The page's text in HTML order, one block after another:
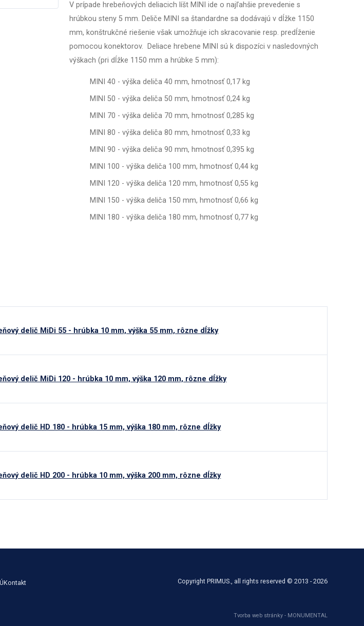
V prípade hrebeňových deliacich líšt MINI ide o najľahšie prevedenie s
hrúbkou steny 5 mm. Deliče MINI sa štandardne sa dodávajú v dĺžke 1150
mm, konštrukčné riešenie však umožňuje ich skracovanie resp. predĺženie
pomocou konektorov. Deliace hrebene MINI sú k dispozíci v nasledovných
výškach (pri dĺžke 1150 mm a hrúbke 5 mm):
MINI 40 - výška deliča 40 mm, hmotnosť 0,17 kg
MINI 50 - výška deliča 50 mm, hmotnosť 0,24 kg
MINI 70 - výška deliča 70 mm, hmotnosť 0,285 kg
MINI 80 - výška deliča 80 mm, hmotnosť 0,33 kg
MINI 90 - výška deliča 90 mm, hmotnosť 0,395 kg
MINI 100 - výška deliča 100 mm, hmotnosť 0,44 kg
MINI 120 - výška deliča 120 mm, hmotnosť 0,55 kg
MINI 150 - výška deliča 150 mm, hmotnosť 0,66 kg
MINI 180 - výška deliča 180 mm, hmotnosť 0,77 kg
delič MiDi 55 - hrúbka 10 mm, výška 55 mm, rôzne dĺžky
delič MiDi 120 - hrúbka 10 mm, výška 120 mm, rôzne dĺžky
delič HD 180 - hrúbka 15 mm, výška 180 mm, rôzne dĺžky
delič HD 200 - hrúbka 10 mm, výška 200 mm, rôzne dĺžky
Kontakt
Copyright PRIMUS., all rights reserved © 2013 - 2026
Tvorba web stránky - MONUMENTAL